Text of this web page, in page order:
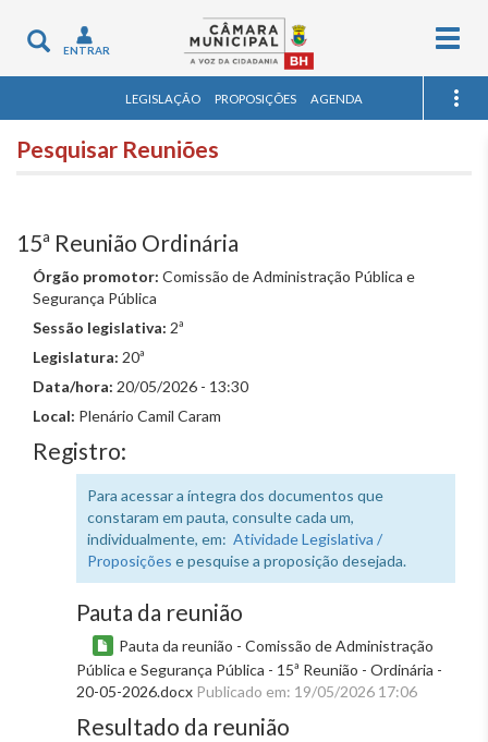
Toggle
navigation
ENTRAR
LEGISLAÇÃO PROPOSIÇÕES AGENDA
Pesquisar Reuniões
15ª Reunião Ordinária
Órgão promotor: Comissão de Administração Pública e
Segurança Pública
Sessão legislativa: 2ª
Legislatura: 20ª
Data/hora: 20/05/2026 - 13:30
Local: Plenário Camil Caram
Registro:
Para acessar a íntegra dos documentos que
constaram em pauta, consulte cada um,
individualmente, em: Atividade Legislativa /
Proposições e pesquise a proposição desejada.
Pauta da reunião
Pauta da reunião - Comissão de Administração
Pública e Segurança Pública - 15ª Reunião - Ordinária -
20-05-2026.docx Publicado em: 19/05/2026 17:06
Resultado da reunião